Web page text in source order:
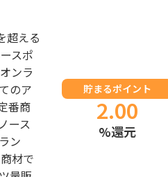
超える
スポ
ンラ
のア
番商
ース
ン
材で
貯まるポイント
2.00
%還元